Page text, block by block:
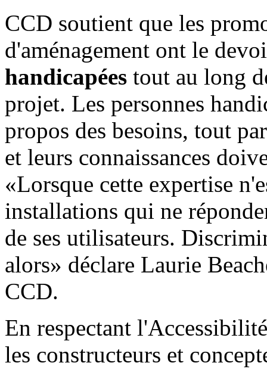
CCD soutient que les
d'aménagement ont le
handicapées tout au long
projet. Les personnes
propos des besoins, tout
et leurs connaissances
«Lorsque cette expertise
installations qui ne
de ses utilisateurs.
alors» déclare Laurie
CCD.
En respectant
les constructeurs et